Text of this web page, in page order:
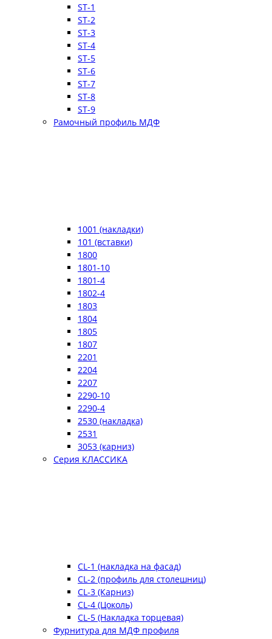
ST-1
ST-2
ST-3
ST-4
ST-5
ST-6
ST-7
ST-8
ST-9
Рамочный профиль МДФ
1001 (накладки)
101 (вставки)
1800
1801-10
1801-4
1802-4
1803
1804
1805
1807
2201
2204
2207
2290-10
2290-4
2530 (накладка)
2531
3053 (карниз)
Серия КЛАССИКА
CL-1 (накладка на фасад)
CL-2 (профиль для столешниц)
CL-3 (Карниз)
CL-4 (Цоколь)
CL-5 (Накладка торцевая)
Фурнитура для МДФ профиля